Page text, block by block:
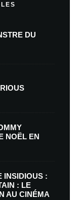
DU
NOËL EN
INSIDIOUS :
: LE
AU CINÉMA